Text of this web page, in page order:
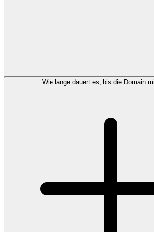
Wie lange dauert es, bis die Domain